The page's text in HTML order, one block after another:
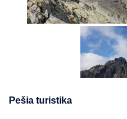
Pešia turistika